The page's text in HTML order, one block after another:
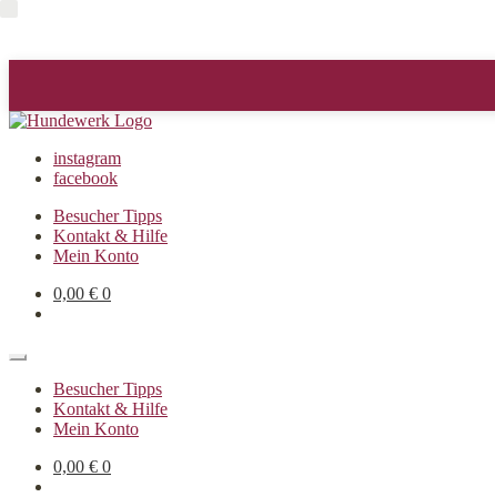
instagram
facebook
Besucher Tipps
Kontakt & Hilfe
Mein Konto
0,00 € 0
Besucher Tipps
Kontakt & Hilfe
Mein Konto
0,00 € 0